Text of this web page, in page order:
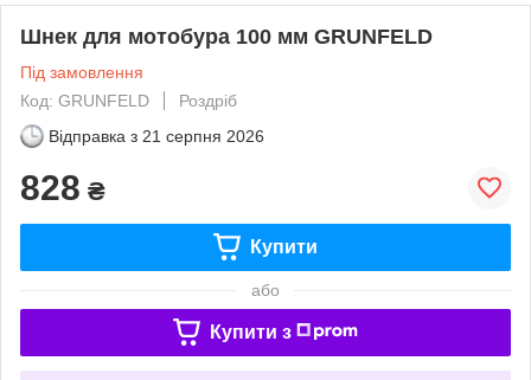
Шнек для мотобура 100 мм GRUNFELD
Під замовлення
Код: GRUNFELD
Роздріб
Відправка з 21 серпня 2026
828 ₴
Купити
або
Купити з